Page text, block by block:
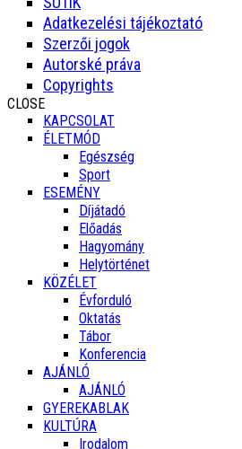
Adatkezelési tájékoztató
Szerzői jogok
Autorské práva
Copyrights
CLOSE
KAPCSOLAT
ÉLETMÓD
Egészség
Sport
ESEMÉNY
Díjátadó
Előadás
Hagyomány
Helytörténet
KÖZÉLET
Évforduló
Oktatás
Tábor
Konferencia
AJÁNLÓ
AJÁNLÓ
GYEREKABLAK
KULTÚRA
Irodalom